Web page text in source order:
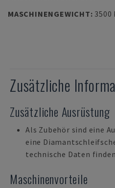
MASCHINENGEWICHT: 3500
Zusätzliche
Zusätzliche Ausrüstung
Als Zubehör sind eine
eine
technische Daten finden
Maschinenvorteile